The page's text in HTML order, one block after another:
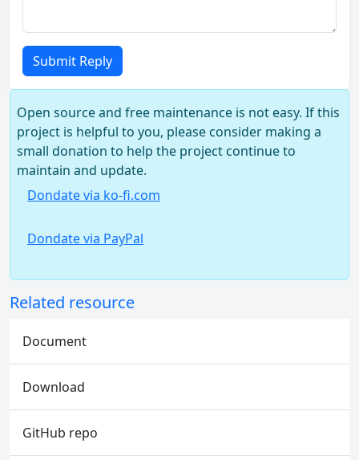
Submit Reply
Open source and free maintenance is not easy. If this
project is helpful to you, please consider making a
small donation to help the project continue to
maintain and update.
Dondate via ko-fi.com
Dondate via PayPal
Related resource
Document
Download
GitHub repo